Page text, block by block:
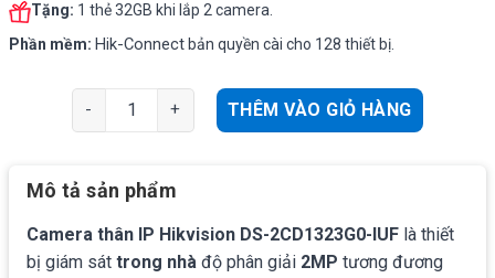
Tặng: 1 thẻ 32GB khi lắp 2 camera.
Phần mềm: Hik-Connect bản quyền cài cho 128 thiết bị.
Camera cầu IP Hikvision DS-2CD1323G0-IUF độ phân
THÊM VÀO GIỎ HÀNG
Mô tả sản phẩm
Camera thân IP Hikvision DS-2CD1323G0-IUF là thiết
bị giám sát trong nhà độ phân giải 2MP tương đương